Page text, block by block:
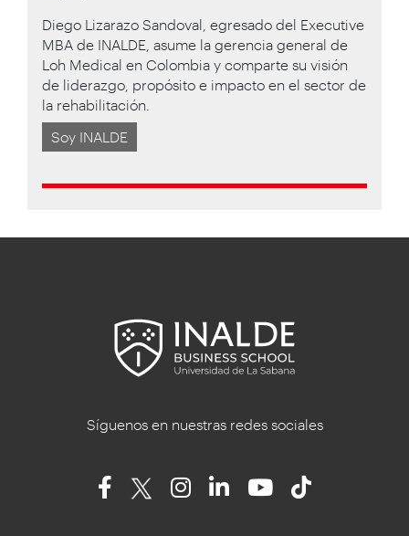
Diego Lizarazo Sandoval, egresado del Executive
MBA de INALDE, asume la gerencia general de
Loh Medical en Colombia y comparte su visión
de liderazgo, propósito e impacto en el sector de
la rehabilitación.
Soy INALDE
Síguenos en nuestras redes sociales